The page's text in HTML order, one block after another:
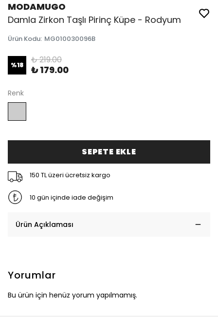
MODAMUGO
Damla Zirkon Taşlı Pirinç Küpe - Rodyum
Ürün Kodu: MG010030096B
%18 ₺ 219.00
₺ 179.00
Renk
SEPETE EKLE
150 TL üzeri ücretsiz kargo
10 gün içinde iade değişim
Ürün Açıklaması
Yorumlar
Bu ürün için henüz yorum yapılmamış.